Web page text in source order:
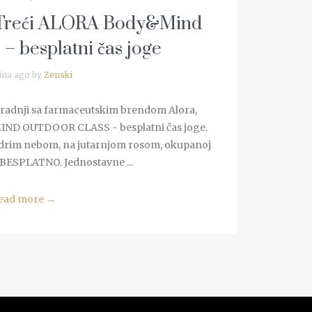
ALORA Body&Mind
besplatni čas joge
ago byZenski
sa farmaceutskim brendom Alora,
OUTDOOR CLASS - besplatni čas joge.
nebom, na jutarnjom rosom, okupanoj
Jednostavne ...
more →